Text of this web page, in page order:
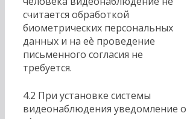
считается обработкой
биометрических персональных
данных и на еѐ проведение
письменного согласия не
требуется.
4.2 При установке системы
видеонаблюдения уведомление о